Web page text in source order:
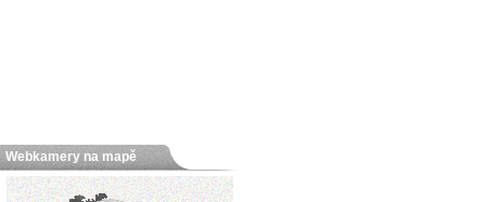
Webkamery na mapě